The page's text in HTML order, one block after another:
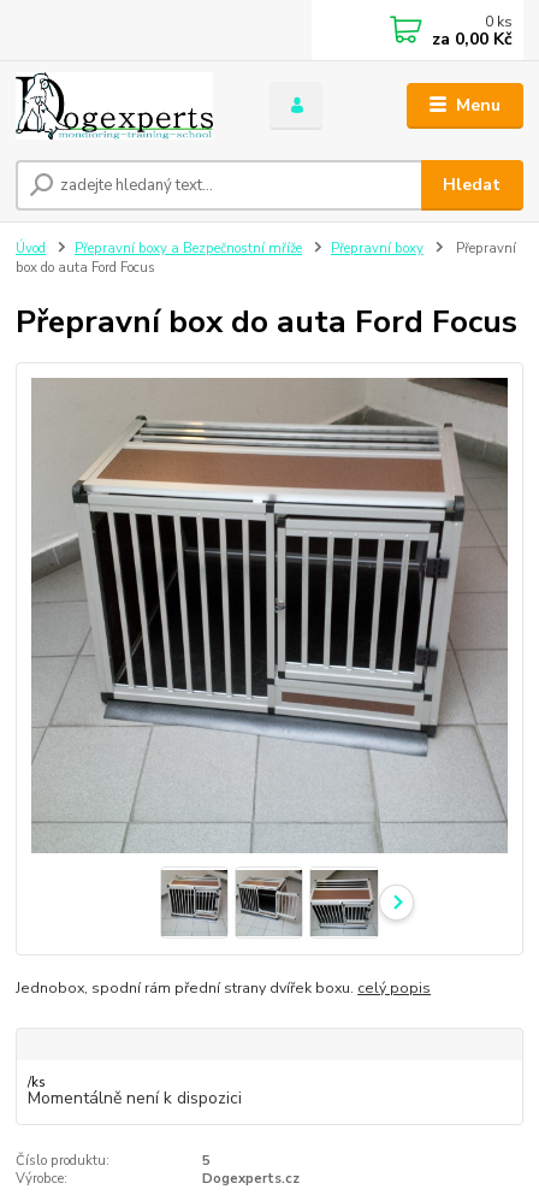
Menu
Hledat
0 ks
za 0,00 Kč
Úvod Přepravní boxy a Bezpečnostní mříže Přepravní boxy
Přepravní
box do auta Ford Focus
Přepravní box do auta Ford Focus
Jednobox, spodní rám přední strany dvířek boxu. celý popis
/ks
Momentálně není k dispozici
Číslo produktu:
5
Výrobce:
Dogexperts.cz